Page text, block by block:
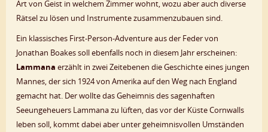
Art von Geist in welchem Zimmer wohnt, wozu aber auch diverse
Rätsel zu lösen und Instrumente zusammenzubauen sind.
Ein klassisches First-Person-Adventure aus der Feder von
Jonathan Boakes soll ebenfalls noch in diesem Jahr erscheinen:
Lammana erzählt in zwei Zeitebenen die Geschichte eines jungen
Mannes, der sich 1924 von Amerika auf den Weg nach England
gemacht hat. Der wollte das Geheimnis des sagenhaften
Seeungeheuers Lammana zu lüften, das vor der Küste Cornwalls
leben soll, kommt dabei aber unter geheimnisvollen Umständen